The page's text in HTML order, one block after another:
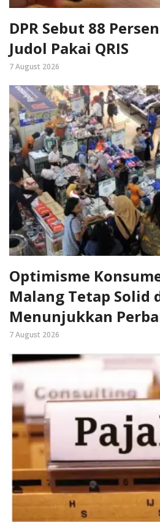
DPR Sebut 88
Judol Pakai QRIS
7 August 2026
Optimisme
Malang Tetap Solid
Menunjukkan
7 August 2026